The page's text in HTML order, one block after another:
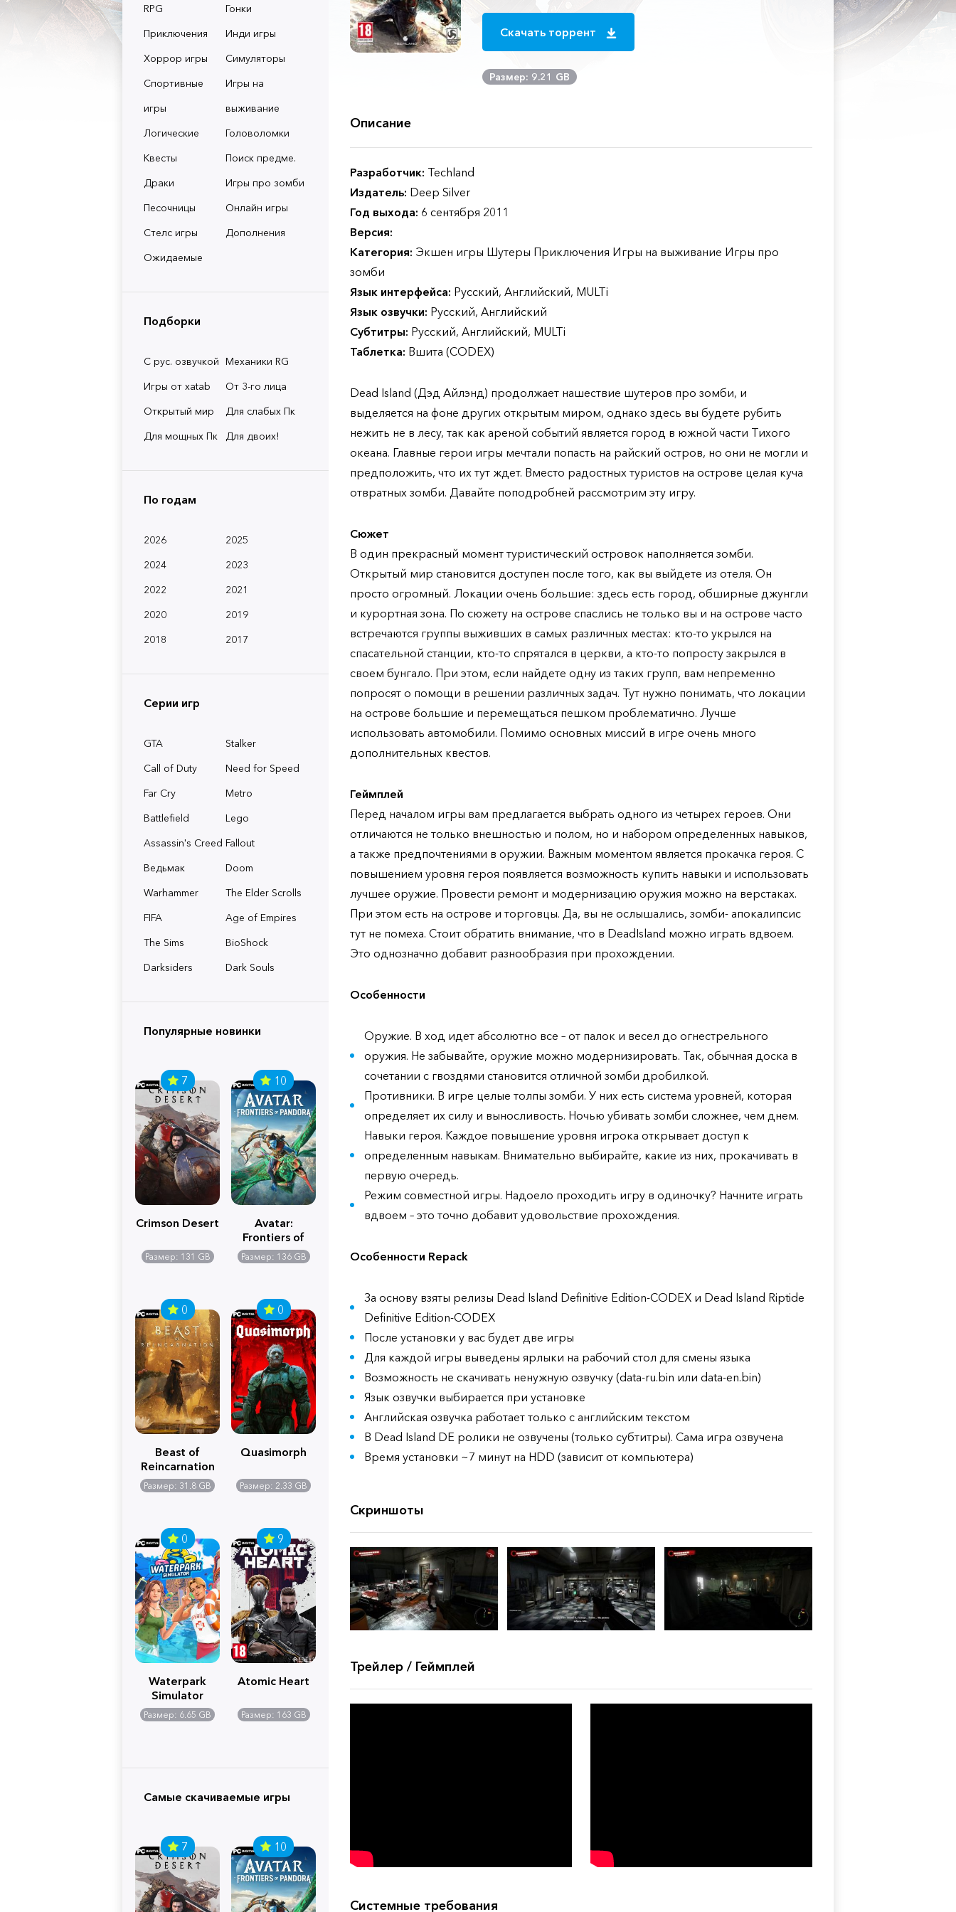
RPG
Гонки
Приключения
Инди игры
Хоррор игры
Симуляторы
Спортивные
игры
Игры на
выживание
Логические
Головоломки
Квесты
Поиск предме.
Драки
Игры про зомби
Песочницы
Онлайн игры
Стелс игры
Дополнения
Ожидаемые
Подборки
С рус. озвучкой Механики RG
Игры от xatab
От 3-го лица
Открытый мир
Для слабых Пк
Для мощных Пк
Для двоих!
По годам
2026
2025
2024
2023
2022
2021
2020
2019
2018
2017
Серии игр
GTA
Stalker
Call of Duty
Need for Speed
Far Cry
Metro
Battlefield
Lego
Assassin's Creed Fallout
Ведьмак
Doom
Warhammer
The Elder Scrolls
FIFA
Age of Empires
The Sims
BioShock
Darksiders
Dark Souls
Популярные новинки
7
Crimson Desert
Размер: 131 GB
10
Avatar:
Frontiers of
Pandora
Размер: 136 GB
0
Beast of
Reincarnation
Размер: 31.8 GB
0
Quasimorph
Размер: 2.33 GB
0
Waterpark
Simulator
Размер: 6.65 GB
9
Atomic Heart
Размер: 163 GB
Самые скачиваемые игры
7 10
Скачать торрент
Размер: 9.21 GB
Описание
Разработчик: Techland
Издатель: Deep Silver
Год выхода: 6 сентября 2011
Версия:
Категория: Экшен игры Шутеры Приключения Игры на выживание Игры про
зомби
Язык интерфейса: Русский, Английский, MULTi
Язык озвучки: Русский, Английский
Субтитры: Русский, Английский, MULTi
Таблетка: Вшита (CODEX)
Dead Island (Дэд Айлэнд) продолжает нашествие шутеров про зомби, и
выделяется на фоне других открытым миром, однако здесь вы будете рубить
нежить не в лесу, так как ареной событий является город в южной части Тихого
океана. Главные герои игры мечтали попасть на райский остров, но они не могли и
предположить, что их тут ждет. Вместо радостных туристов на острове целая куча
отвратных зомби. Давайте поподробней рассмотрим эту игру.
Сюжет
В один прекрасный момент туристический островок наполняется зомби.
Открытый мир становится доступен после того, как вы выйдете из отеля. Он
просто огромный. Локации очень большие: здесь есть город, обширные джунгли
и курортная зона. По сюжету на острове спаслись не только вы и на острове часто
встречаются группы выживших в самых различных местах: кто-то укрылся на
спасательной станции, кто-то спрятался в церкви, а кто-то попросту закрылся в
своем бунгало. При этом, если найдете одну из таких групп, вам непременно
попросят о помощи в решении различных задач. Тут нужно понимать, что локации
на острове большие и перемещаться пешком проблематично. Лучше
использовать автомобили. Помимо основных миссий в игре очень много
дополнительных квестов.
Геймплей
Перед началом игры вам предлагается выбрать одного из четырех героев. Они
отличаются не только внешностью и полом, но и набором определенных навыков,
а также предпочтениями в оружии. Важным моментом является прокачка героя. С
повышением уровня героя появляется возможность купить навыки и использовать
лучшее оружие. Провести ремонт и модернизацию оружия можно на верстаках.
При этом есть на острове и торговцы. Да, вы не ослышались, зомби- апокалипсис
тут не помеха. Стоит обратить внимание, что в DeadIsland можно играть вдвоем.
Это однозначно добавит разнообразия при прохождении.
Особенности
Оружие. В ход идет абсолютно все – от палок и весел до огнестрельного
оружия. Не забывайте, оружие можно модернизировать. Так, обычная доска в
сочетании с гвоздями становится отличной зомби дробилкой.
Противники. В игре целые толпы зомби. У них есть система уровней, которая
определяет их силу и выносливость. Ночью убивать зомби сложнее, чем днем.
Навыки героя. Каждое повышение уровня игрока открывает доступ к
определенным навыкам. Внимательно выбирайте, какие из них, прокачивать в
первую очередь.
Режим совместной игры. Надоело проходить игру в одиночку? Начните играть
вдвоем – это точно добавит удовольствие прохождения.
Особенности Repack
За основу взяты релизы Dead Island Definitive Edition-CODEX и Dead Island Riptide
Definitive Edition-CODEX
После установки у вас будет две игры
Для каждой игры выведены ярлыки на рабочий стол для смены языка
Возможность не скачивать ненужную озвучку (data-ru.bin или data-en.bin)
Язык озвучки выбирается при установке
Английская озвучка работает только с английским текстом
В Dead Island DE ролики не озвучены (только субтитры). Сама игра озвучена
Время установки ~7 минут на HDD (зависит от компьютера)
Скриншоты
Трейлер / Геймплей
Системные требования